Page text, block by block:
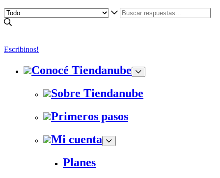
Escribinos!
Conocé Tiendanube
Sobre Tiendanube
Primeros pasos
Mi cuenta
Planes